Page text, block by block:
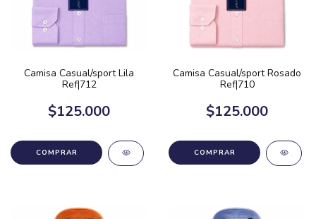
Camisa Casual/sport Lila
Ref|712
$125.000
COMPRAR
Camisa Casual/sport Rosado
Ref|710
$125.000
COMPRAR